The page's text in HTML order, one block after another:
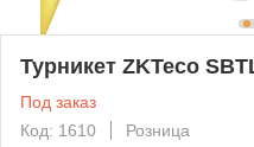
Турникет ZKTeco
Под заказ
Код: 1610
Розница